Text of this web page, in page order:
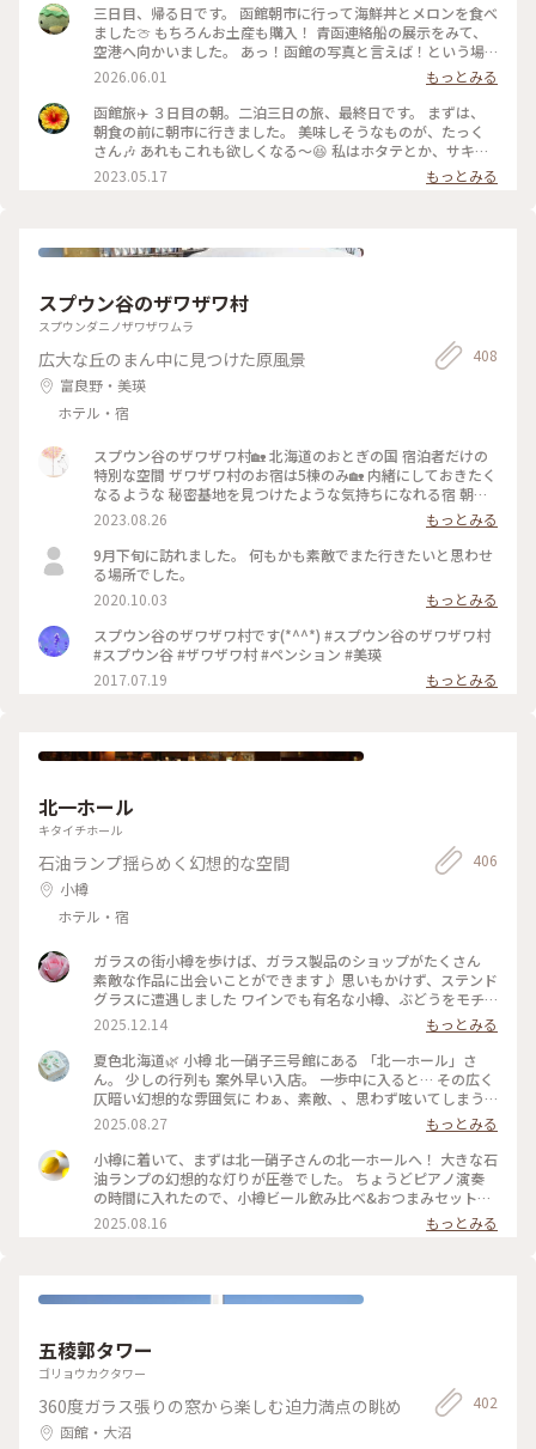
三日目、帰る日です。 函館朝市に行って海鮮丼とメロンを食べ
ました🍈 もちろんお土産も購入！ 青函連絡船の展示をみて、
空港へ向かいました。 あっ！函館の写真と言えば！という場
所。 八幡坂ももちろん行ってきました。 昼、夜と写真撮って
みたけど、夜はいらなかったかも笑 三日間通して食事は特に大
満足🍽️ 海鮮とアイスクリームはたくさん食べた🍨 初めての函
館旅行はめっちゃ楽しかった💕 今回も母に感謝🙏 On the
third day, we visited Hakodate Morning Market and
throughout the three day. We ate plenty of seafood and
2026.06.01
もっとみる
函館旅✈️ ３日目の朝。二泊三日の旅、最終日です。 まずは、
朝食の前に朝市に行きました。 美味しそうなものが、たっく
さん🎶 あれもこれも欲しくなる〜😆 私はホタテとか、サキイ
カとか、乾き物中心にお買い上げー❤️ 市場は活気があって、見
てるだけでも楽しい🎶 #私のことりっぷ旅 #レトロな街 #北海
2023.05.17 もっとみる
スプウン谷のザワザワ村
スプウンダニノザワザワムラ
広大な丘のまん中に見つけた原風景
富良野・美瑛
ホテル・宿
408
スプウン谷のザワザワ村🏡 北海道のおとぎの国 宿泊者だけの
特別な空間 ザワザワ村のお宿は5棟のみ🏡 内緒にしておきたく
なるような 秘密基地を見つけたような気持ちになれる宿 朝に
は窓越しに畑仕事をされる風景が 夜には満点の星空が広がる
静かな時間 どこを切り撮っても絵になる風景 こんな家に住め
たら⋯( ღ´꒳`)♡ を叶えてくれるカワイイお宿です 季節を変え
て、また帰りたいあの村へ いつかもう一度おとぎの国へ‪
カメラ旅 #私のことりっぷ旅 #美しい町 #スプウン谷のザワザ
ワ村 #おとぎの国 #一棟貸し宿 #美瑛町 #北海道
2023.08.26
もっとみる
9月下旬に訪れました。 何もかも素敵でまた行きたいと思わせ
る場所でした。
2020.10.03
もっとみる
スプウン谷のザワザワ村です(*^^*) #スプウン谷のザワザワ村
#スプウン谷 #ザワザワ村 #ペンション #美瑛
2017.07.19
もっとみる
北一ホール
キタイチホール
石油ランプ揺らめく幻想的な空間
小樽
ホテル・宿
406
ガラスの街小樽を歩けば、ガラス製品のショップがたくさん
素敵な作品に出会いことができます♪ 思いもかけず、ステンド
グラスに遭遇しました ワインでも有名な小樽、ぶどうをモチ
ーフにした作品でした 散策も楽しい♪ #ことりっぷと一緒 #こ
とりっぷ小樽
2025.12.14
もっとみる
夏色北海道🌿 小樽 北一硝子三号館にある 「北一ホール」さ
ん。 少しの行列も 案外早い入店。 一歩中に入ると… その広く
仄暗い幻想的な雰囲気に わぁ、素敵、、思わず呟いてしまう
ほど。。 木造の梁と柱の レトロな喫茶ホール。 167個の石油
ランプの灯りと 美しいステンドグラスが なんとも幻想的。。
セルフサービスで オーダー後 一番奥の席へ。 北海道の牛乳の
美味しさに すっかりハマり 迷わず 北海道牛乳のソフトクリー
ムと 小樽ビールで ゆるりカフェ時間。 ちょうど ピアノ演奏が
始まり… さらに ロマンチックな雰囲気に。。 ずっと ひたって
いたかった。。 ・ 167個のランプは 開店と同時に スタッフさ
ェ#ゆるりｼﾆｱ旅#ゆるり夏時間
2025.08.27
もっとみる
小樽に着いて、まずは北一硝子さんの北一ホールへ！ 大きな石
油ランプの幻想的な灯りが圧巻でした。 ちょうどピアノ演奏
の時間に入れたので、小樽ビール飲み比べ&おつまみセットと
ミルクティーソフトをいただきながら、素敵な演奏と空間を堪
能。 長年憧れだった場所に行けて感動でした✨ #北海道 #小樽
2025.08.16 もっとみる
五稜郭タワー
ゴリョウカクタワー
360度ガラス張りの窓から楽しむ迫力満点の眺め
函館・大沼
402